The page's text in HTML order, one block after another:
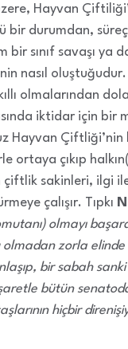
Hayvan
durumdan,
bir sınıf savaşı
nasıl
olmalarından
iktidar için bir
Çiftliği’nin
çıkıp
sakinleri, ilgi
çalışır. Tıpkı
olmayı
zorla
bir sabah
bütün
hiçbir